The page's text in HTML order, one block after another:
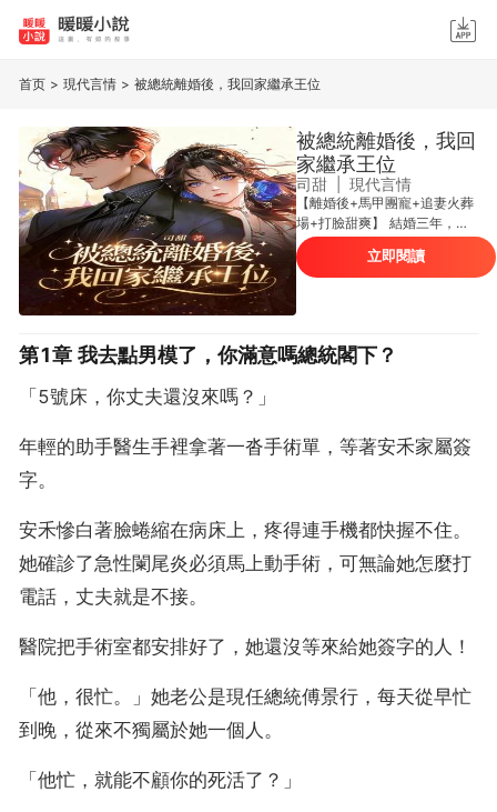
首页 > 現代言情 > 被總統離婚後，我回家繼承王位
被總統離婚後，我回
家繼承王位
司甜 現代言情
【離婚後+馬甲團寵+追妻火葬
場+打臉甜爽】 結婚三年，守
三年活寡。 安禾拼了命的隱忍
懂事，換來的竟是傅景行一紙
離婚協議。 丈夫嫌她出身差，
巢。 好，她走！ 豈料離婚當
天，安禾就被風風光光地接回
全球第一軍火商給房給車給黑
的人挨幾刀？ 三哥全球功夫巨
星直接踹了前夫老窩：誰欺負
我家妹妹了？都給我站出來捱
嗎？「 」晚了總統前夫，現在
喏，這是王室為我選的王夫。
立即閱讀
第1章 我去點男模了，你滿意嗎總統閣下？
「5號床，你丈夫還沒來嗎？」
年輕的助手醫生手裡拿著一沓手術單，等著安禾家屬簽
字。
安禾慘白著臉蜷縮在病床上，疼得連手機都快握不住。
她確診了急性闌尾炎必須馬上動手術，可無論她怎麼打
電話，丈夫就是不接。
醫院把手術室都安排好了，她還沒等來給她簽字的人！
「他，很忙。」她老公是現任總統傅景行，每天從早忙
到晚，從來不獨屬於她一個人。
「他忙，就能不顧你的死活了？」